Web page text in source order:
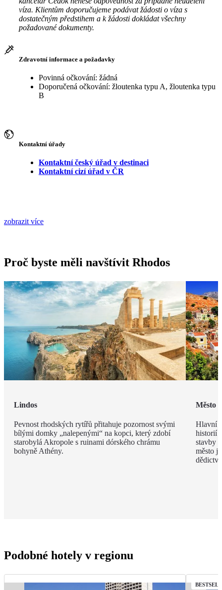
víza. Klientům doporučujeme podávat žádosti o víza s
dostatečným předstihem a k žádosti dokládat všechny
požadované dokumenty.
Zdravotní informace a požadavky
Povinná očkování: žádná
Doporučená očkování: žloutenka typu A, žloutenka typu
B
Kontaktní úřady
Kontaktní český úřad v destinaci
Kontaktní cizí úřad v ČR
zobrazit více
Proč byste měli navštívit Rhodos
Lindos
Pevnost rhodských rytířů přitahuje pozornost svými
bílými domky „nalepenými“ na kopci, který zdobí
starobylá Akropole s ruinami dórského chrámu
bohyně Athény.
Město
Hlavní
historií
stavby
město
Podobné hotely v regionu